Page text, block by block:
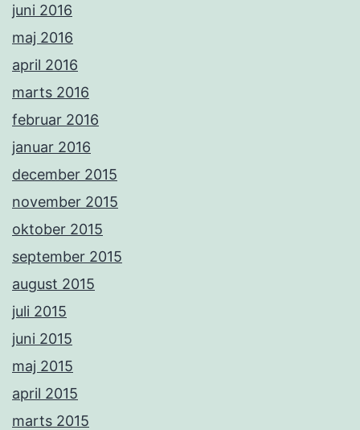
juni 2016
maj 2016
april 2016
marts 2016
februar 2016
januar 2016
december 2015
november 2015
oktober 2015
september 2015
august 2015
juli 2015
juni 2015
maj 2015
april 2015
marts 2015